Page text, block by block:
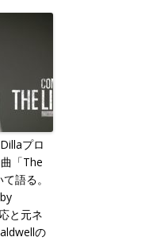
プロ
「The
語る。
と元ネ
の